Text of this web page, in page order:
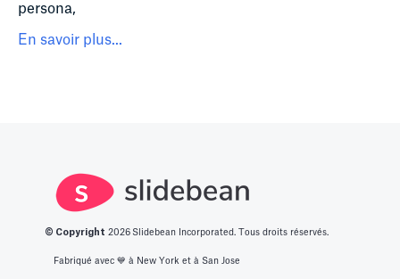
persona,
En savoir plus...
© Copyright 2026 Slidebean Incorporated. Tous droits réservés.
Fabriqué avec 💙️ à New York et à San Jose